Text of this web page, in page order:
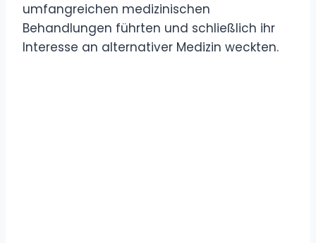
umfangreichen medizinischen
Behandlungen führten und schließlich ihr
Interesse an alternativer Medizin weckten.